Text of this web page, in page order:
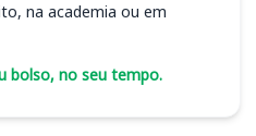
na academia ou em
bolso, no seu tempo.